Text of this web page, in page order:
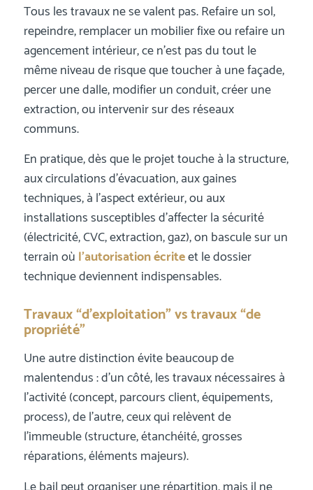
Tous les travaux ne se valent pas. Refaire un sol,
repeindre, remplacer un mobilier fixe ou refaire un
agencement intérieur, ce n’est pas du tout le
même niveau de risque que toucher à une façade,
percer une dalle, modifier un conduit, créer une
extraction, ou intervenir sur des réseaux
communs.
En pratique, dès que le projet touche à la structure,
aux circulations d’évacuation, aux gaines
techniques, à l’aspect extérieur, ou aux
installations susceptibles d’affecter la sécurité
(électricité, CVC, extraction, gaz), on bascule sur un
terrain où l’autorisation écriteet le dossier
technique deviennent indispensables.
Travaux “d’exploitation” vs travaux “de
propriété”
Une autre distinction évite beaucoup de
malentendus : d’un côté, les travaux nécessaires à
l’activité (concept, parcours client, équipements,
process), de l’autre, ceux qui relèvent de
l’immeuble (structure, étanchéité, grosses
réparations, éléments majeurs).